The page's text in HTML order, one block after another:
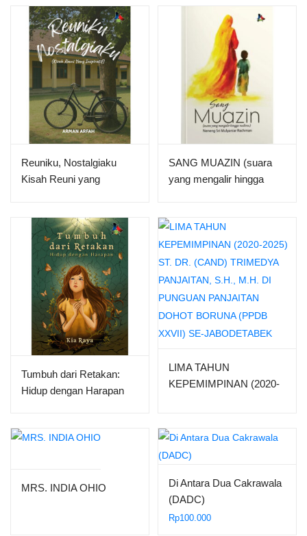
Reuniku, Nostalgiaku
Kisah Reuni yang
SANG MUAZIN (suara
yang mengalir hingga
Tumbuh dari Retakan:
Hidup dengan Harapan
LIMA TAHUN
KEPEMIMPINAN (2020-
S.H., M.H. DI PUNGUAN
PANJAITAN DOHOT
SE-JABODETABEK
MRS. INDIA OHIO
Di Antara Dua Cakrawala
(DADC)
Rp100.000